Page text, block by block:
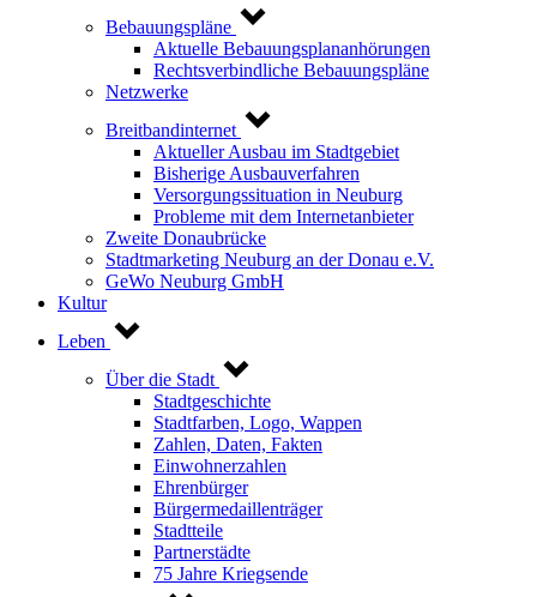
Bebauungspläne
Aktuelle Bebauungsplananhörungen
Rechtsverbindliche Bebauungspläne
Netzwerke
Breitbandinternet
Aktueller Ausbau im Stadtgebiet
Bisherige Ausbauverfahren
Versorgungssituation in Neuburg
Probleme mit dem Internetanbieter
Zweite Donaubrücke
Stadtmarketing Neuburg an der Donau e.V.
GeWo Neuburg GmbH
Kultur
Leben
Über die Stadt
Stadtgeschichte
Stadtfarben, Logo, Wappen
Zahlen, Daten, Fakten
Einwohnerzahlen
Ehrenbürger
Bürgermedaillenträger
Stadtteile
Partnerstädte
75 Jahre Kriegsende